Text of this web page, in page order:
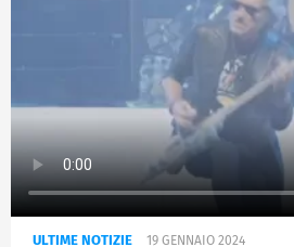
ULTIME NOTIZIE 19 GENNAIO 2024